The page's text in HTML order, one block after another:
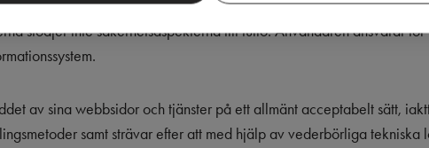
stödjer inte säkerhetsaspekterna till fullo. Användaren ansvarar
av sina webbsidor och tjänster på ett allmänt acceptabelt sätt,
samt strävar efter att med hjälp av vederbörliga tekniska